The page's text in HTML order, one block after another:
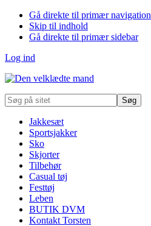
Gå direkte til primær navigation
Skip til indhold
Gå direkte til primær sidebar
Log ind
Søg
på
Jakkesæt
Sportsjakker
Sko
Skjorter
Tilbehør
Casual tøj
Festtøj
Leben
BUTIK DVM
Kontakt Torsten